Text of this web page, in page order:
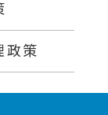
政策